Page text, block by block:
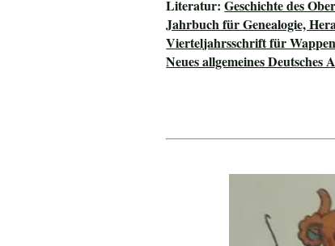
Literatur:Geschichte des
Jahrbuch für Genealogie,
Vierteljahrsschrift für
Neues allgemeines Deutsches